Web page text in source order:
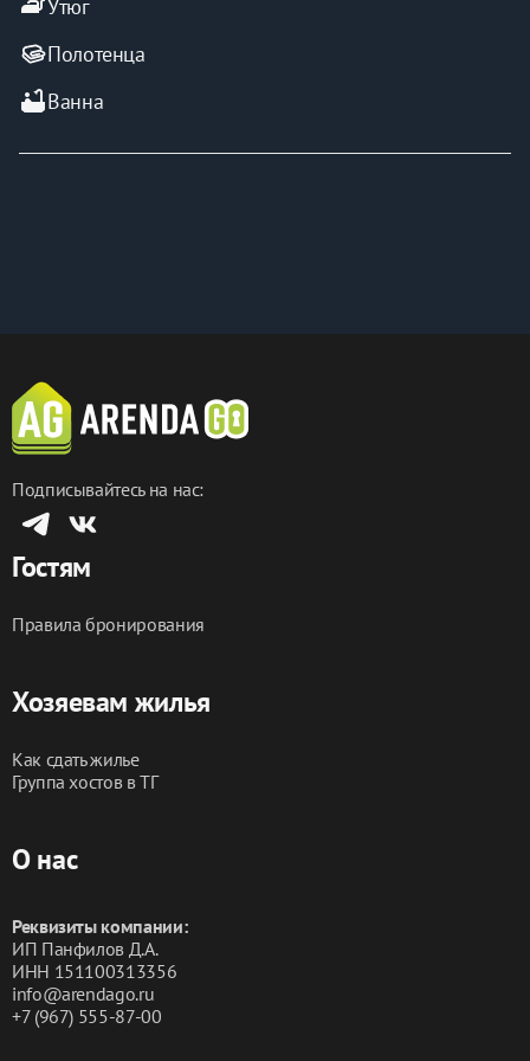
ironУтюг
Полотенца
bathtubВанна
Подписывайтесь на нас:
Гостям
Правила бронирования
Хозяевам жилья
Как сдать жилье
Группа хостов в ТГ
О нас
Реквизиты компании:
ИП Панфилов Д.А.
ИНН 151100313356
info@arendago.ru
+7 (967) 555-87-00